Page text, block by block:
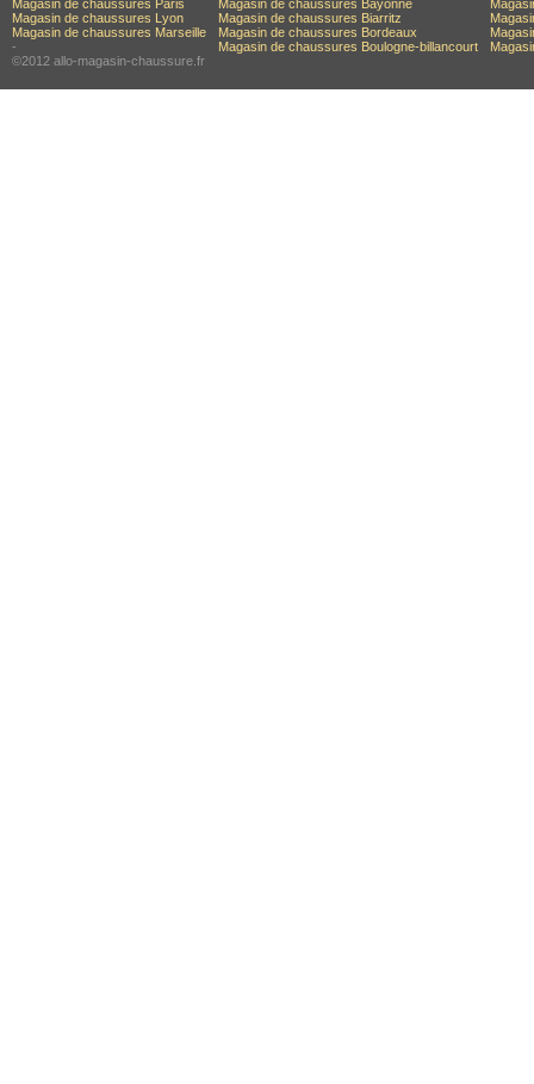
Magasin de chaussures Paris
Magasin de chaussures Lyon
Magasin de chaussures Marseille
-
©2012 allo-magasin-chaussure.fr
Magasin de chaussures Bayonne
Magasin de chaussures Biarritz
Magasin de chaussures Bordeaux
Magasin de chaussures Boulogne-billancourt